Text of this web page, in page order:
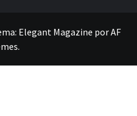
Elegant Magazine porAF
.